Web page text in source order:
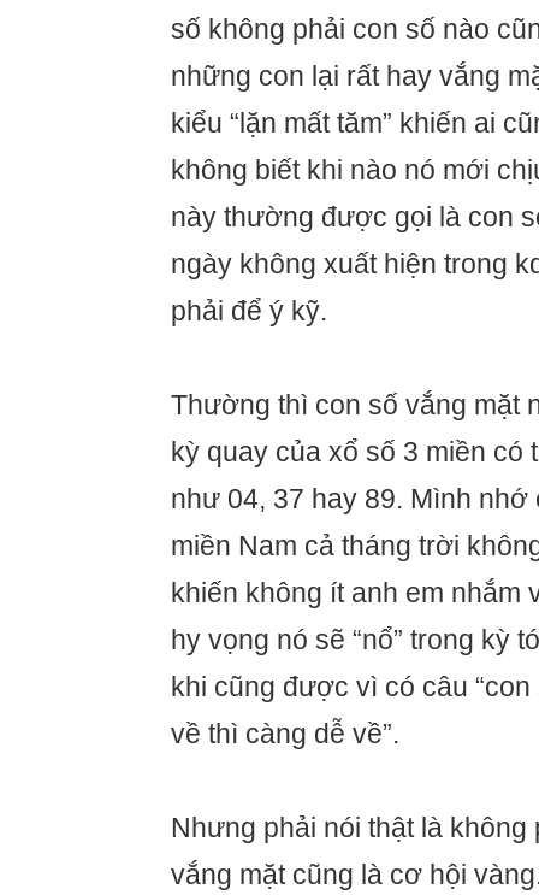
số không phải con số nào
những con lại rất hay vắng
kiểu “lặn mất tăm” khiến ai
không biết khi nào nó mới
này thường được gọi là con
ngày không xuất hiện trong
phải để ý kỹ.
Thường thì con số vắng mặt
kỳ quay của xổ số 3 miền có
như 04, 37 hay 89. Mình nhớ
miền Nam cả tháng trời
khiến không ít anh em nhắm
hy vọng nó sẽ “nổ” trong kỳ
khi cũng được vì có câu
về thì càng dễ về”.
Nhưng phải nói thật là không
vắng mặt cũng là cơ hội